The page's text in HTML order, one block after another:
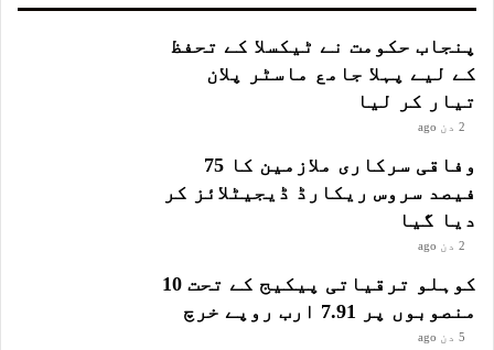
پنجاب حکومت نے ٹیکسلا کے تحفظ
کے لیے پہلا جامع ماسٹر پلان
تیار کر لیا
2 دن ago
وفاقی سرکاری ملازمین کا 75
فیصد سروس ریکارڈ ڈیجیٹلائز کر
دیا گیا
2 دن ago
کوہلو ترقیاتی پیکیج کے تحت 10
منصوبوں پر 7.91 ارب روپے خرچ
5 دن ago